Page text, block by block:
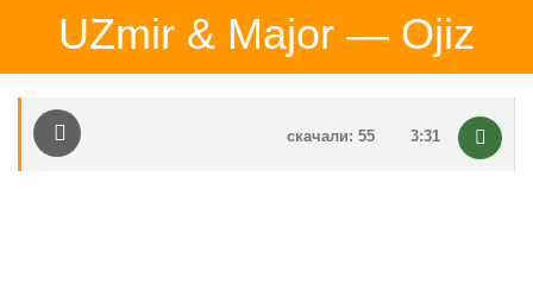
UZmir & Major — Ojiz
3:31
скачали: 55